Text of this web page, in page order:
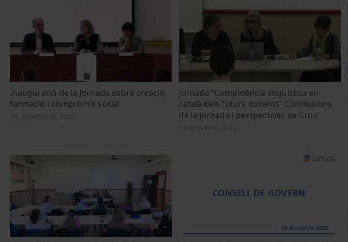
Inauguració de la Jornada sobre creació,
formació i compromís social
25 novembre, 2022
Jornada “Competència lingüística en
català dels futurs docents” Conclusions
de la jornada i perspectives de futur
14 octubre, 2022